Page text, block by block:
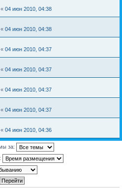
« 04 июн 2010, 04:38
« 04 июн 2010, 04:38
« 04 июн 2010, 04:37
« 04 июн 2010, 04:37
« 04 июн 2010, 04:37
« 04 июн 2010, 04:37
« 04 июн 2010, 04:36
за: